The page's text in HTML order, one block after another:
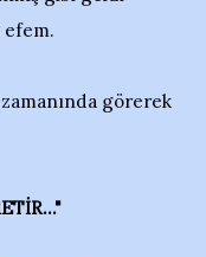
efem.
görerek